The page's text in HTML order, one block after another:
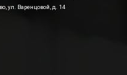
ул. Варенцовой, д. 14